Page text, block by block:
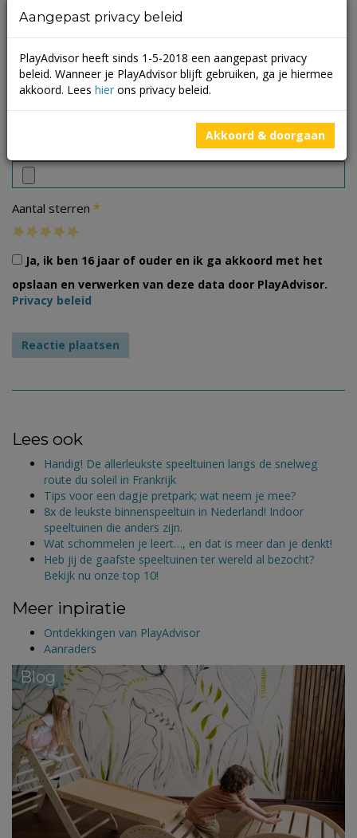
Aantal sterren *
Ja, ik ben 16 jaar of ouder en ik ga akkoord met het
opslaan en verwerken van deze data door PlayAdvisor.
Privacy beleid
Lees ook
Handig! De allerleukste speeltuinen langs de snelweg
route du soleil in Frankrijk
Tips voor een dagje pretpark; wat neem je mee?
8x de leukste binnenspeeltuin in Nederland! Indoor
speeltuinen die anders zijn.
Wat schommelen je leert…, en dat is meer dan je denkt!
Heb jij de gaafste speeltuinen ter wereld al bezocht?
Bekijk nu onze top 10!
Meer inpiratie
Ontdekkingen van PlayAdvisor
Aanraders
Blog
Aangepast privacy beleid
PlayAdvisor heeft sinds 1-5-2018 een aangepast privacy
beleid. Wanneer je PlayAdvisor blijft gebruiken, ga je hiermee
akkoord. Lees hier ons privacy beleid.
Akkoord & doorgaan